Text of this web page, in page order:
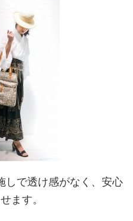
しで透け感がなく、安心
ます。